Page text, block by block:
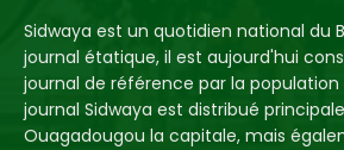
Sidwaya est un quotidien national du
journal étatique, il est aujourd'hui
journal de référence par la population
journal Sidwaya est distribué
Ouagadougou la capitale, mais